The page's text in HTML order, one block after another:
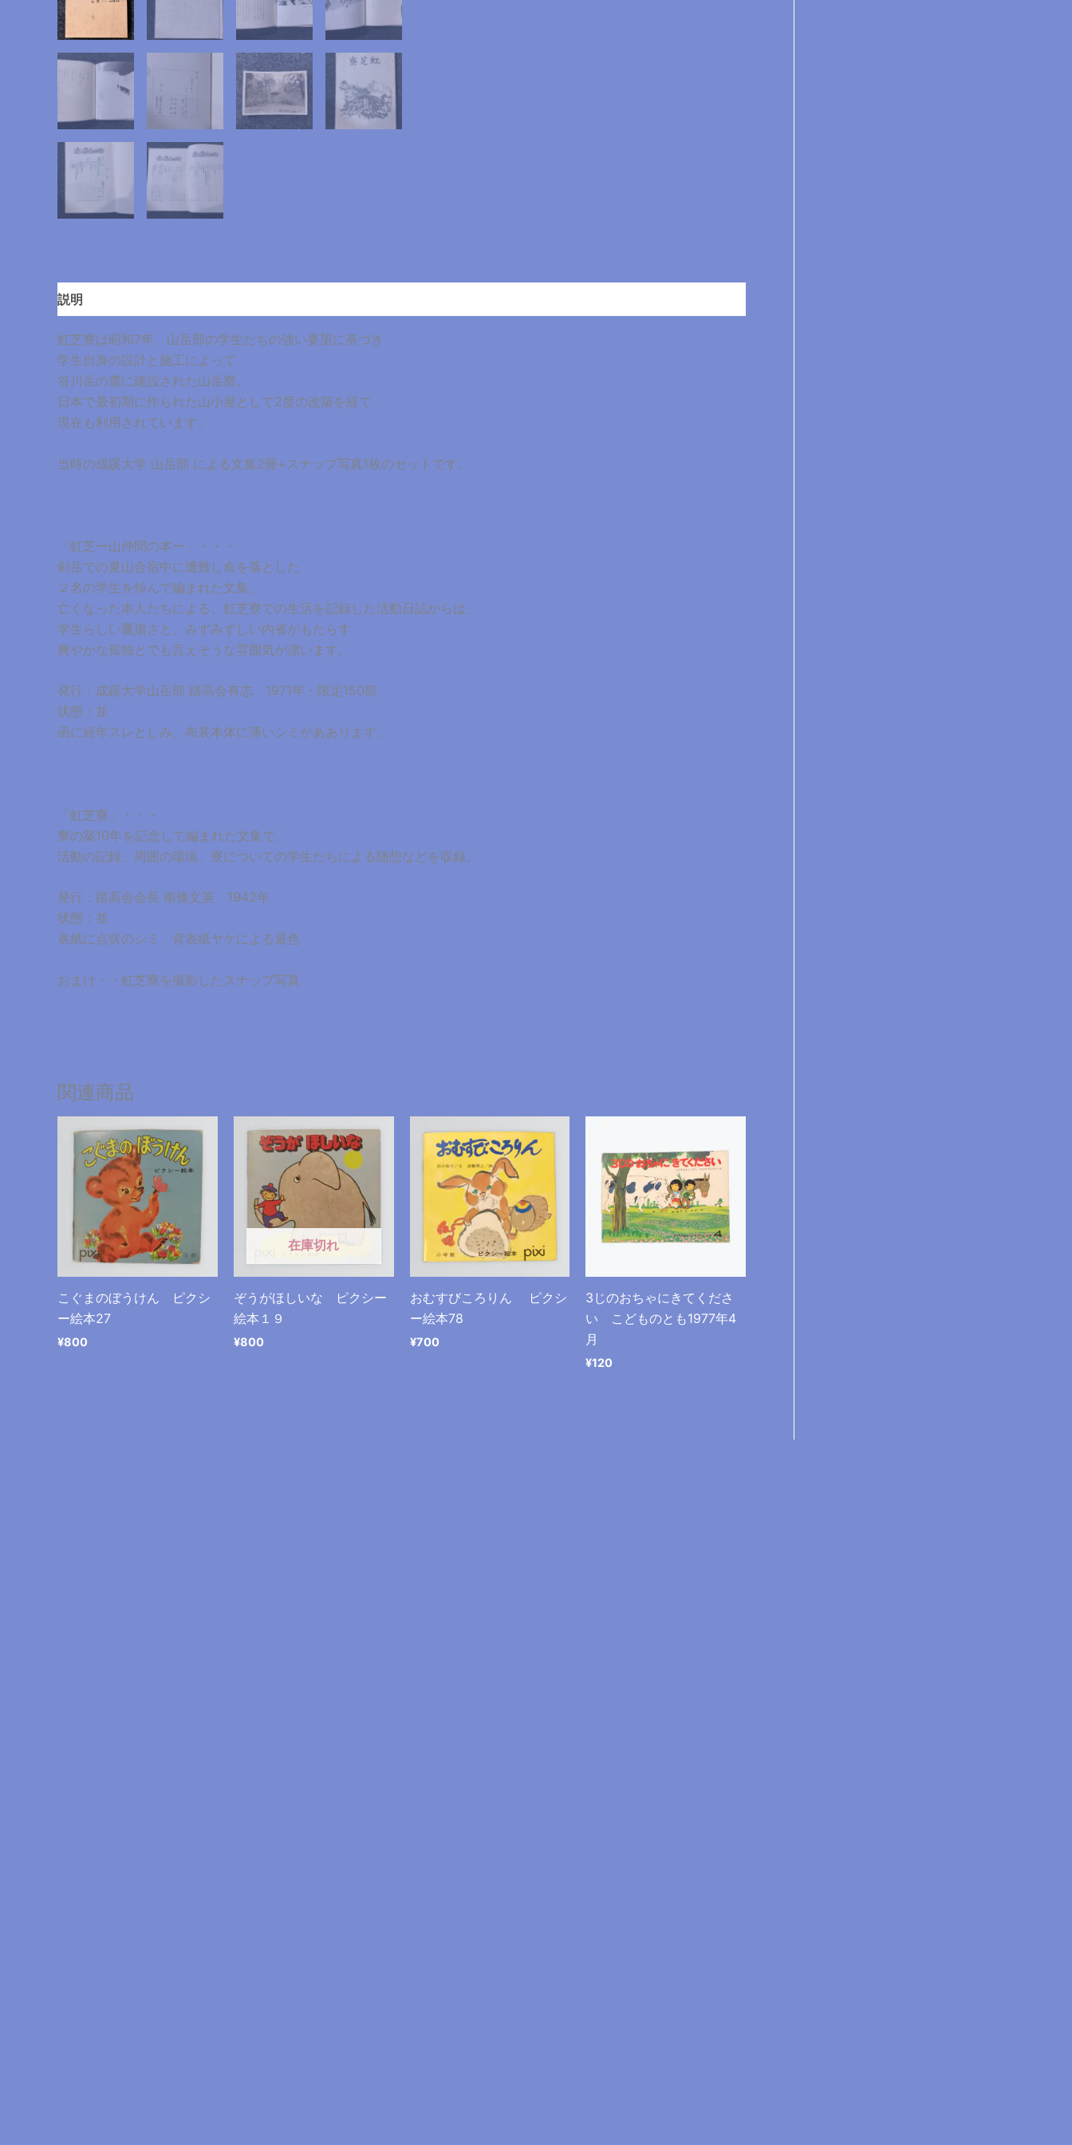
説明
虹芝寮は昭和7年、山岳部の学生たちの強い要望に基づき
学生自身の設計と施工によって
谷川岳の麓に建設された山岳寮。
日本で最初期に作られた山小屋として2度の改築を経て
現在も利用されています。
当時の成蹊大学 山岳部 による文集2冊+スナップ写真1枚のセットです。
「虹芝ー山仲間の本ー」・・・
剣岳での夏山合宿中に遭難し命を落とした
２名の学生を悼んで編まれた文集。
亡くなった本人たちによる、虹芝寮での生活を記録した活動日誌からは、
学生らしい鷹揚さと、みずみずしい内省がもたらす
爽やかな孤独とでも言えそうな雰囲気が漂います。
発行：成蹊大学山岳部 踏高会有志 1971年・限定150部
状態：並
函に経年スレとしみ、布装本体に薄いシミがああります。
「虹芝寮」・・・
寮の築10年を記念して編まれた文集で、
活動の記録、周囲の環境、寮についての学生たちによる随想などを収録。
発行：踏高会会長 南條文英 1942年
状態：並
表紙に点状のシミ、背表紙ヤケによる退色
おまけ・・虹芝寮を撮影したスナップ写真
関連商品
こぐまのぼうけん ピクシ
ー絵本27
¥800
在庫切れ
ぞうがほしいな ピクシー
絵本１９
¥800
おむすびころりん ピクシ
ー絵本78
¥700
3じのおちゃにきてくださ
い こどものとも1977年4
月
¥120